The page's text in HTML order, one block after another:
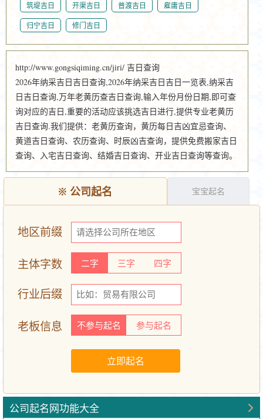
筑堤吉日 开渠吉日 普渡吉日 雇庸吉日
归宁吉日 修门吉日
http://www.gongsiqiming.cn/jiri/ 吉日查询
2026年纳采吉日吉日查询,2026年纳采吉日吉日一览表,纳采吉
日吉日查询,万年老黄历查吉日查询,输入年份月份日期,即可查
询对应的吉日,重要的活动应该挑选吉日进行,提供专业老黄历
吉日查询.我们提供：老黄历查询，黄历每日吉凶宜忌查询、
黄道吉日查询、农历查询、时辰凶吉查询，提供免费搬家吉日
查询、入宅吉日查询、结婚吉日查询、开业吉日查询等查询。
※公司起名 宝宝起名
地区前缀
主体字数 二字 三字 四字
行业后缀
老板信息 不参与起名 参与起名
公司起名网功能大全